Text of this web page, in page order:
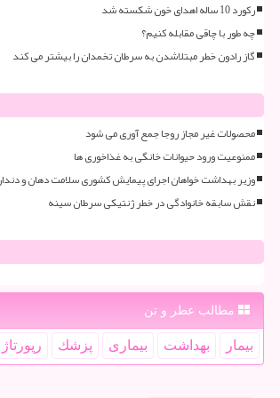
رکورد 10 ساله اهدای خون شکسته شد
چه طور با چاقی مقابله کنیم؟
گاز رادون خطر مبتلاشدن به سرطان تخمدان را بیشتر می کند
محصولات غیر مجاز روجا جمع آوری می شود
ممنوعیت ورود حیوانات خانگی به غذاخوری ها
وزیر بهداشت خواهان اجرای پیمایش کشوری سلامت دهان و
نقش سابقه خانوادگی در خطر ژنتیکی سرطان سینه
مطالب عطر و تن
بیمار بهداشت بیماری پزشك رپورتاژ